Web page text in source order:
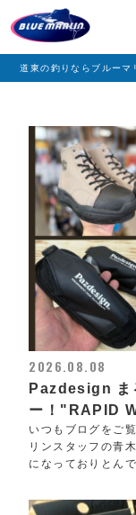
道東の釣りならブルーマ
2026.08.08
Pazdesign ま
ー！"RAPID
いつもブログをご
リンスタッフの青
になっておりとん